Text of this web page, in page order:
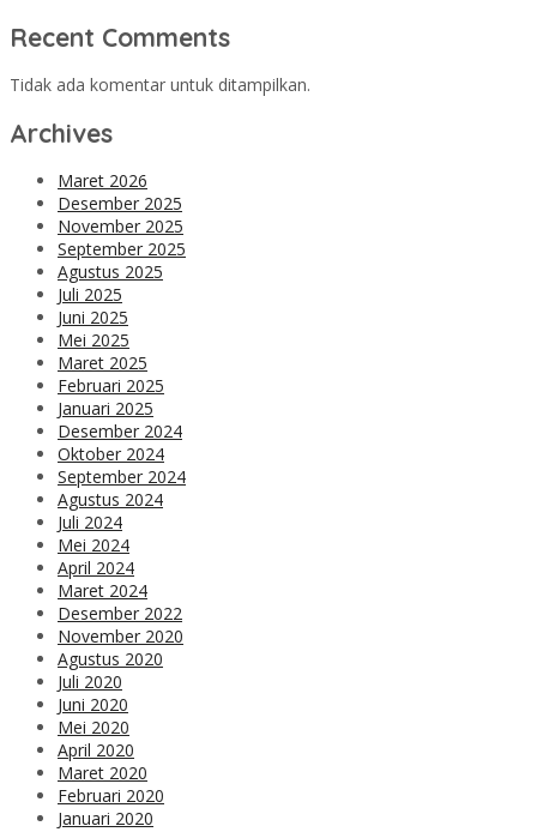
Recent Comments
Tidak ada komentar untuk ditampilkan.
Archives
Maret 2026
Desember 2025
November 2025
September 2025
Agustus 2025
Juli 2025
Juni 2025
Mei 2025
Maret 2025
Februari 2025
Januari 2025
Desember 2024
Oktober 2024
September 2024
Agustus 2024
Juli 2024
Mei 2024
April 2024
Maret 2024
Desember 2022
November 2020
Agustus 2020
Juli 2020
Juni 2020
Mei 2020
April 2020
Maret 2020
Februari 2020
Januari 2020